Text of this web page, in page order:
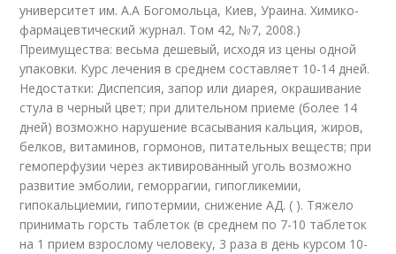
университет им. А.А Богомольца, Киев, Ураина. Химико-
фармацевтический журнал. Том 42, №7, 2008.)
Преимущества: весьма дешевый, исходя из цены одной
упаковки. Курс лечения в среднем составляет 10-14 дней.
Недостатки: Диспепсия, запор или диарея, окрашивание
стула в черный цвет; при длительном приеме (более 14
дней) возможно нарушение всасывания кальция, жиров,
белков, витаминов, гормонов, питательных веществ; при
гемоперфузии через активированный уголь возможно
развитие эмболии, геморрагии, гипогликемии,
гипокальциемии, гипотермии, снижение АД. ( ). Тяжело
принимать горсть таблеток (в среднем по 7-10 таблеток
на 1 прием взрослому человеку, 3 раза в день курсом 10-